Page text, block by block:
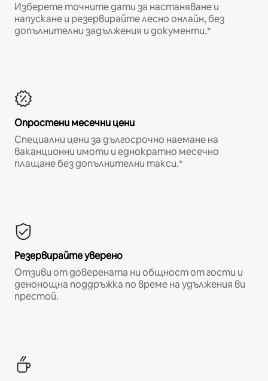
Изберете точните дати за настаняване и
напускане и резервирайте лесно онлайн, без
допълнителни задължения и документи.*
Опростени месечни цени
Специални цени за дългосрочно наемане на
ваканционни имоти и еднократно месечно
плащане без допълнителни такси.*
Резервирайте уверено
Отзиви от доверената ни общност от гости и
денонощна поддръжка по време на удължения ви
престой.